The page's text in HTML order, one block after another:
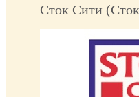
Сток Сити